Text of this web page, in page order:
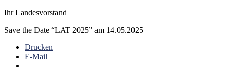
Ihr Landesvorstand
Save the Date “LAT 2025” am 14.05.2025
Drucken
E-Mail